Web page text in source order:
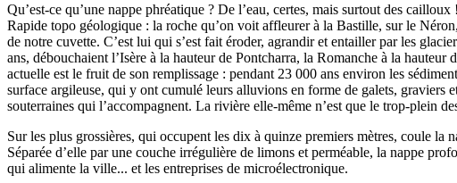
Qu’est-ce qu’une nappe phréatique ? De l’eau, certes, mais surtout des cailloux !
Rapide topo géologique : la roche qu’on voit affleurer à la Bastille, sur le
de notre cuvette. C’est lui qui s’est fait éroder, agrandir et entailler par les
ans, débouchaient l’Isère à la hauteur de Pontcharra, la Romanche à la
actuelle est le fruit de son remplissage : pendant 23 000 ans environ les
surface argileuse, qui y ont cumulé leurs alluvions en forme de galets, graviers
souterraines qui l’accompagnent. La rivière elle-même n’est que le trop-plein
Sur les plus grossières, qui occupent les dix à quinze premiers mètres, coule
Séparée d’elle par une couche irrégulière de limons et perméable, la nappe
qui alimente la ville... et les entreprises de microélectronique.